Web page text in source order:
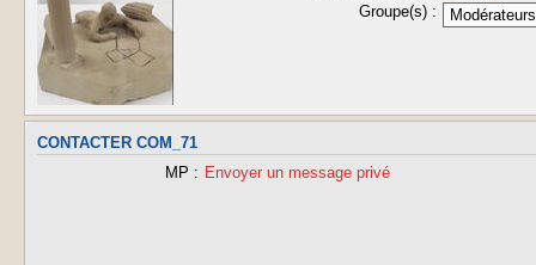
Groupe(s) :
CONTACTER COM_71
MP : Envoyer un message privé